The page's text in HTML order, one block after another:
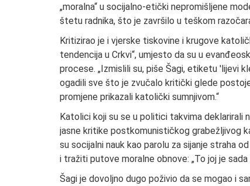
„moralna“ u socijalno-etički nepromišljene
štetu radnika, što je završilo u teškom
Kritizirao je i vjerske tiskovine i krugove
tendencija u Crkvi“, umjesto da su u
procese. „Izmislili su, piše Šagi, etiketu 'lijevi
ogadili sve što je zvučalo kritički glede
promjene prikazali katolički sumnjivom.“
Katolici koji su se u politici takvima deklarirali
jasne kritike postkomunističkog grabežljivog
su socijalni nauk kao parolu za sijanje straha
i tražiti putove moralne obnove: „To joj je
Šagi je dovoljno dugo poživio da se mogao i